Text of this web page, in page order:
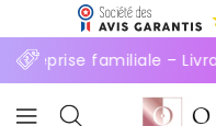
familiale –